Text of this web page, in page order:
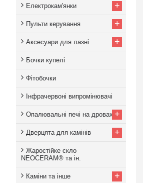
Електрокам'янки +
Пульти керування +
Аксесуари для лазні +
Бочки купелі
Фітобочки
Інфрачервоні випромінювачі
Опалювальні печі на дровах +
Дверцята для камінів +
Жаростійке скло
NEOCERAM® та ін.
Каміни та інше +